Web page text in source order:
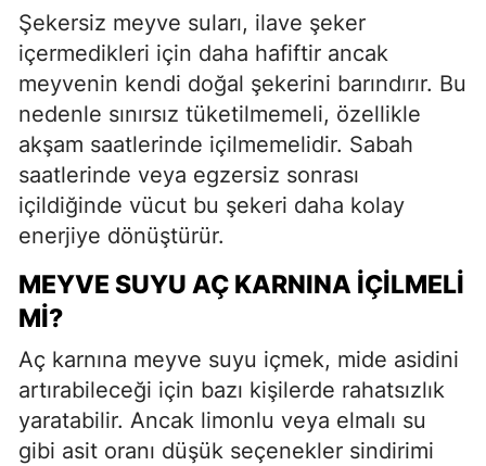
Şekersiz meyve suları, ilave şeker
içermedikleri için daha hafiftir ancak
meyvenin kendi doğal şekerini barındırır. Bu
nedenle sınırsız tüketilmemeli, özellikle
akşam saatlerinde içilmemelidir. Sabah
saatlerinde veya egzersiz sonrası
içildiğinde vücut bu şekeri daha kolay
enerjiye dönüştürür.
MEYVE SUYU AÇ KARNINA İÇILMELI
MI?
Aç karnına meyve suyu içmek, mide asidini
artırabileceği için bazı kişilerde rahatsızlık
yaratabilir. Ancak limonlu veya elmalı su
gibi asit oranı düşük seçenekler sindirimi